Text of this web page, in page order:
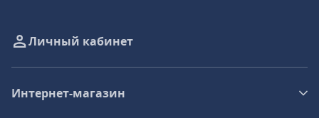
Личный кабинет
Интернет-магазин